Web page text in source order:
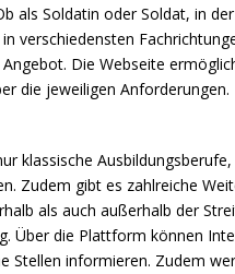
als Soldatin oder Soldat, in
verschiedensten
Die Webseite
die jeweiligen Anforderungen.
klassische
Zudem gibt es zahlreiche
als auch außerhalb der
Über die Plattform können
Stellen informieren. Zudem